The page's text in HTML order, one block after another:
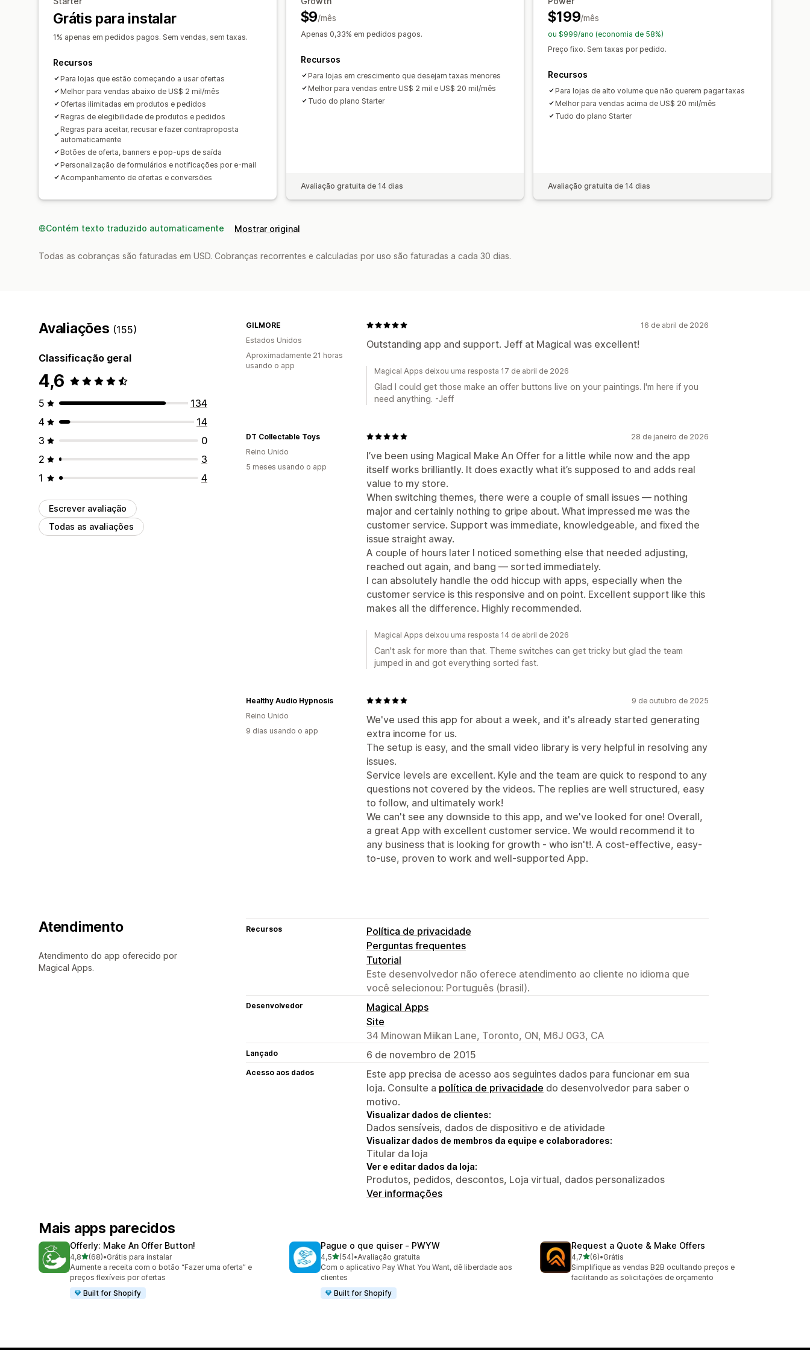
Grátis para instalar
1% apenas em pedidos pagos. Sem vendas, sem taxas.
Recursos
Para lojas que estão começando a usar ofertas
Melhor para vendas abaixo de US$ 2 mil/mês
Ofertas ilimitadas em produtos e pedidos
Regras de elegibilidade de produtos e pedidos
Regras para aceitar, recusar e fazer contraproposta
automaticamente
Botões de oferta, banners e pop-ups de saída
Personalização de formulários e notificações por e-mail
Acompanhamento de ofertas e conversões
$9/mês
Apenas 0,33% em pedidos pagos.
Recursos
Para lojas em crescimento que desejam taxas menores
Melhor para vendas entre US$ 2 mil e US$ 20 mil/mês
Tudo do plano Starter
Avaliação gratuita de 14 dias
$199/mês
ou $999/ano (economia de 58%)
Preço fixo. Sem taxas por pedido.
Recursos
Para lojas de alto volume que não querem pagar taxas
Melhor para vendas acima de US$ 20 mil/mês
Tudo do plano Starter
Avaliação gratuita de 14 dias
Contém texto traduzido automaticamente Mostrar original
Todas as cobranças são faturadas em USD. Cobranças recorrentes e calculadas por uso são faturadas a cada 30 dias.
Avaliações (155)
Classificação geral
4,6
5
134
4
14
3
0
2
3
1
4
Escrever avaliação
Todas as avaliações
16 de abril de 2026
Outstanding app and support. Jeff at Magical was excellent!
GILMORE
Estados Unidos
Aproximadamente 21 horas
usando o app
Magical Apps deixou uma resposta 17 de abril de 2026
Glad I could get those make an offer buttons live on your paintings. I'm here if you
need anything. -Jeff
28 de janeiro de 2026
I’ve been using Magical Make An Offer for a little while now and the app
itself works brilliantly. It does exactly what it’s supposed to and adds real
value to my store.
When switching themes, there were a couple of small issues — nothing
major and certainly nothing to gripe about. What impressed me was the
customer service. Support was immediate, knowledgeable, and fixed the
issue straight away.
A couple of hours later I noticed something else that needed adjusting,
reached out again, and bang — sorted immediately.
I can absolutely handle the odd hiccup with apps, especially when the
customer service is this responsive and on point. Excellent support like this
makes all the difference. Highly recommended.
DT Collectable Toys
Reino Unido
5 meses usando o app
Magical Apps deixou uma resposta 14 de abril de 2026
Can't ask for more than that. Theme switches can get tricky but glad the team
jumped in and got everything sorted fast.
9 de outubro de 2025
We've used this app for about a week, and it's already started generating
extra income for us.
The setup is easy, and the small video library is very helpful in resolving any
issues.
Service levels are excellent. Kyle and the team are quick to respond to any
questions not covered by the videos. The replies are well structured, easy
to follow, and ultimately work!
We can't see any downside to this app, and we've looked for one! Overall,
a great App with excellent customer service. We would recommend it to
any business that is looking for growth - who isn't!. A cost-effective, easy-
to-use, proven to work and well-supported App.
Healthy Audio Hypnosis
Reino Unido
9 dias usando o app
Atendimento
Atendimento do app oferecido por
Magical Apps.
Recursos
Política de privacidade
Perguntas frequentes
Tutorial
Este desenvolvedor não oferece atendimento ao cliente no idioma que
você selecionou: Português (brasil).
Desenvolvedor
Magical Apps
Site
34 Minowan Miikan Lane, Toronto, ON, M6J 0G3, CA
Lançado 6 de novembro de 2015
Acesso aos dados
Este app precisa de acesso aos seguintes dados para funcionar em sua
loja. Consulte a política de privacidade do desenvolvedor para saber o
motivo.
Visualizar dados de clientes:
Dados sensíveis, dados de dispositivo e de atividade
Visualizar dados de membros da equipe e colaboradores:
Titular da loja
Ver e editar dados da loja:
Produtos, pedidos, descontos, Loja virtual, dados personalizados
Ver informações
Mais apps parecidos
Offerly: Make An Offer Button!
4,8de 5 estrelas
(68)
68 avaliações ao todo
•Grátis para instalar
Aumente a receita com o botão “Fazer uma oferta” e
preços flexíveis por ofertas
Built for Shopify
Pague o que quiser ‑ PWYW
4,5de 5 estrelas
(54)
54 avaliações ao todo
•Avaliação gratuita
Com o aplicativo Pay What You Want, dê liberdade aos
clientes
Built for Shopify
Request a Quote & Make Offers
4,7de 5 estrelas
(6)
6 avaliações ao todo
•Grátis
Simplifique as vendas B2B ocultando preços e
facilitando as solicitações de orçamento